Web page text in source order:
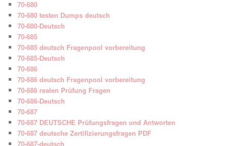
70-680
70-680 testen Dumps deutsch
70-680-Deutsch
70-685
70-685 deutsch Fragenpool vorbereitung
70-685-Deutsch
70-686
70-686 deutsch Fragenpool vorbereitung
70-686 realen Prüfung Fragen
70-686-Deutsch
70-687
70-687 DEUTSCHE Prüfungsfragen und Antworten
70-687 deutsche Zertifizierungsfragen PDF
70-687-deutsch